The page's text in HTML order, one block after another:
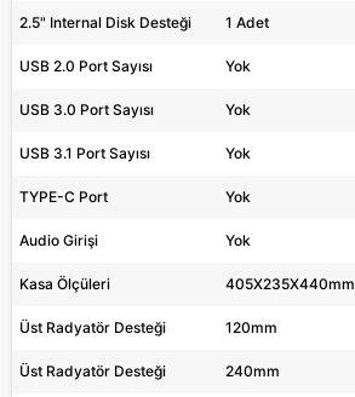
2.5" Internal Disk Desteği 1 Adet
USB 2.0 Port Sayısı Yok
USB 3.0 Port Sayısı Yok
USB 3.1 Port Sayısı Yok
TYPE-C Port Yok
Audio Girişi Yok
Kasa Ölçüleri 405X235X440mm
Üst Radyatör Desteği 120mm
Üst Radyatör Desteği 240mm